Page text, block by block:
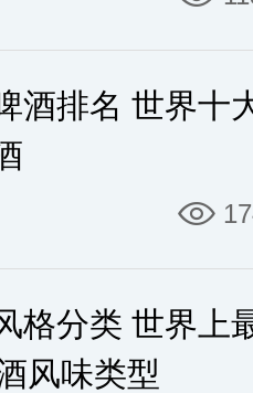
酒排名 世界十
格分类 世界上
风味类型